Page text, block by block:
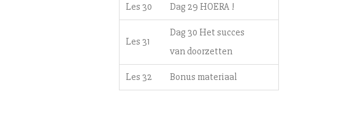
Les 30 Dag 29 HOERA !
Les 31
Dag 30 Het succes
van doorzetten
Les 32 Bonus materiaal